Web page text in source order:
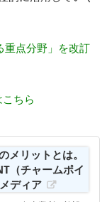
重点分野」を改訂
ちら
リットとは。
（チャームポイ
ディア